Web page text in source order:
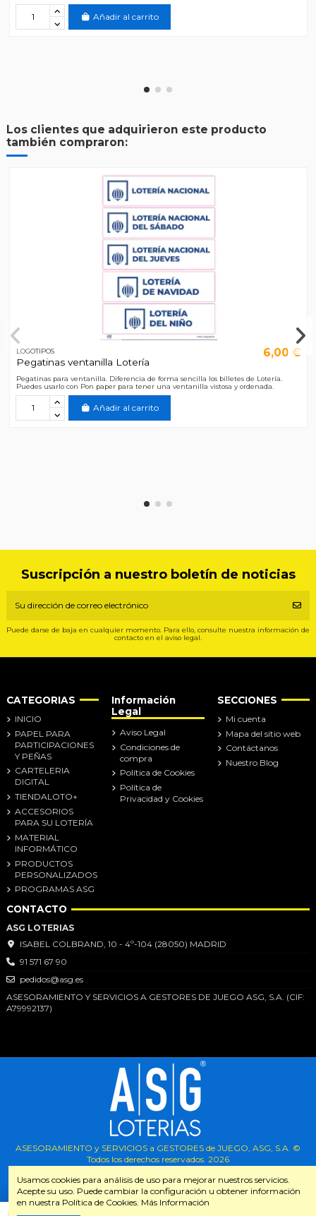
Añadir al carrito
Los clientes que adquirieron este producto
también compraron:
LOGOTIPOS
Pegatinas ventanilla Lotería
6,00 €
Pegatinas para ventanilla. Diferencia de forma sencilla los billetes de Lotería.
Puedes usarlo con Pon paper para tener una ventanilla vistosa y ordenada.
Añadir al carrito
Suscripción a nuestro boletín de noticias
Puede darse de baja en cualquier momento. Para ello, consulte nuestra información de
contacto en el aviso legal.
CATEGORIAS
INICIO
PAPEL PARA
PARTICIPACIONES
Y PEÑAS
CARTELERIA
DIGITAL
TIENDALOTO+
ACCESORIOS
PARA SU LOTERÍA
MATERIAL
INFORMÁTICO
PRODUCTOS
PERSONALIZADOS
PROGRAMAS ASG
Información
Legal
Aviso Legal
Condiciones de
compra
Política de Cookies
Política de
Privacidad y Cookies
SECCIONES
Mi cuenta
Mapa del sitio web
Contáctanos
Nuestro Blog
CONTACTO
ASG LOTERIAS
ISABEL COLBRAND, 10 - 4º-104 (28050) MADRID
91 571 67 90
pedidos@asg.es
ASESORAMIENTO Y SERVICIOS A GESTORES DE JUEGO ASG, S.A. (CIF:
A79992137)
ASESORAMIENTO y SERVICIOS a GESTORES de JUEGO, ASG, S.A. ©
Todos los derechos reservados. 2026
Usamos cookies para análisis de uso para mejorar nuestros servicios.
Acepte su uso. Puede cambiar la configuración u obtener información
en nuestra Política de Cookies. Más Información